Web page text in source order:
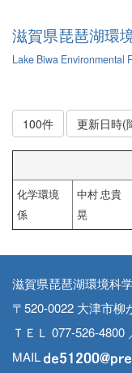
滋賀県琵琶湖環
Lake Biwa Environmental
100件 更新日時(
化学環境
係
中村 忠貴
晃
滋賀県琵琶湖環境科
〒520-0022 大津市柳
ＴＥＬ 077-526-4800
MAIL